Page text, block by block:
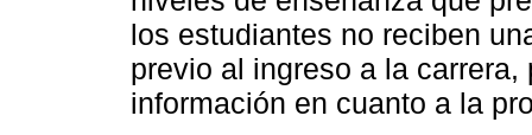
los estudiantes no reciben
previo al ingreso a la
información en cuanto a la